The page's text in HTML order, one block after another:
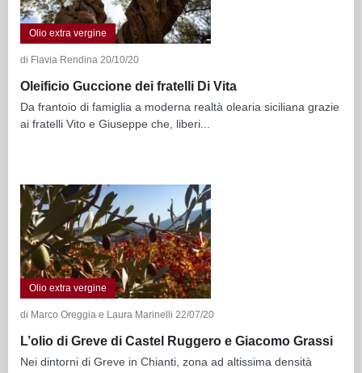
Olio extra vergine
di Flavia Rendina 20/10/20
Oleificio Guccione dei fratelli Di Vita
Da frantoio di famiglia a moderna realtà olearia siciliana grazie
ai fratelli Vito e Giuseppe che, liberi...
Olio extra vergine
di Marco Oreggia e Laura Marinelli 22/07/20
L’olio di Greve di Castel Ruggero e Giacomo Grassi
Nei dintorni di Greve in Chianti, zona ad altissima densità